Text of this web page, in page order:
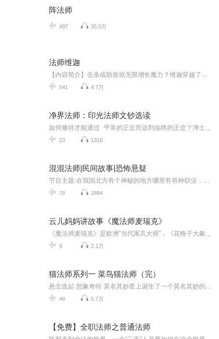
阵法师
497 35.5万
法师维迦
541 4.7万
净界法师：印光法师文钞选读
23 1318
混混法师|民间故事|恐怖悬疑
78 2884
云儿妈妈讲故事《魔法师麦瑞克》
9 2.1万
猫法师系列一 菜鸟猫法师（完）
48 5.7万
【免费】全职法师之普通法师